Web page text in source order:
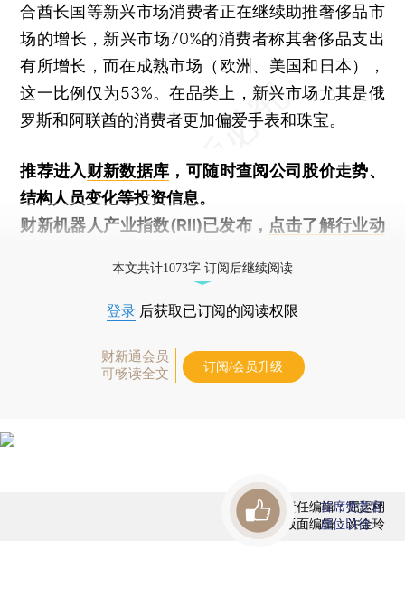
合酋长国等新兴市场消费者正在继续助推奢侈品市
场的增长，新兴市场70%的消费者称其奢侈品支出
有所增长，而在成熟市场（欧洲、美国和日本），
这一比例仅为53%。在品类上，新兴市场尤其是俄
罗斯和阿联酋的消费者更加偏爱手表和珠宝。
推荐进入财新数据库 ，可随时查阅公司股价走势、
结构人员变化等投资信息。
财新机器人产业指数(RII)已发布， 点击了解行业动
本文共计1073字 订阅后继续阅读
登录 后获取已订阅的阅读权限
财新通会员
可畅读全文
订阅/会员升级
责任编辑：屈运栩
版面编辑：许金玲
首席赞赏官
虚位以待